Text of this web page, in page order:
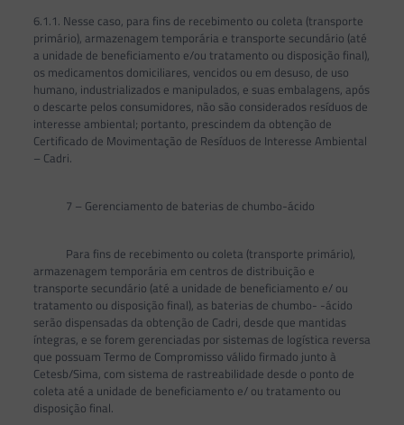
6.1.1. Nesse caso, para fins de recebimento ou coleta (transporte
primário), armazenagem temporária e transporte secundário (até
a unidade de beneficiamento e/ou tratamento ou disposição final),
os medicamentos domiciliares, vencidos ou em desuso, de uso
humano, industrializados e manipulados, e suas embalagens, após
o descarte pelos consumidores, não são considerados resíduos de
interesse ambiental; portanto, prescindem da obtenção de
Certificado de Movimentação de Resíduos de Interesse Ambiental
– Cadri.
7 – Gerenciamento de baterias de chumbo-ácido
Para fins de recebimento ou coleta (transporte primário),
armazenagem temporária em centros de distribuição e
transporte secundário (até a unidade de beneficiamento e/ ou
tratamento ou disposição final), as baterias de chumbo- -ácido
serão dispensadas da obtenção de Cadri, desde que mantidas
íntegras, e se forem gerenciadas por sistemas de logística reversa
que possuam Termo de Compromisso válido firmado junto à
Cetesb/Sima, com sistema de rastreabilidade desde o ponto de
coleta até a unidade de beneficiamento e/ ou tratamento ou
disposição final.